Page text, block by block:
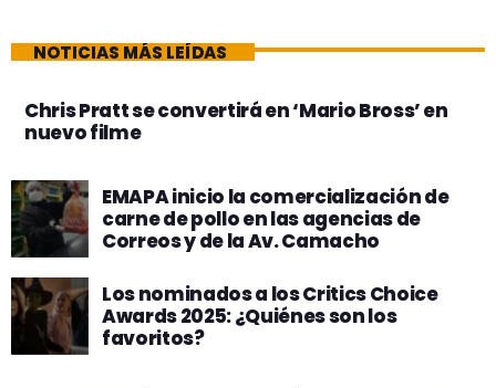
NOTICIAS MÁS LEÍDAS
Chris Pratt se convertirá en ‘Mario Bross’ en
nuevo filme
EMAPA inicio la comercialización de
carne de pollo en las agencias de
Correos y de la Av. Camacho
Los nominados a los Critics Choice
Awards 2025: ¿Quiénes son los
favoritos?